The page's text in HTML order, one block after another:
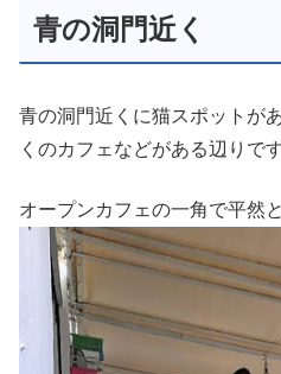
青の洞門近く
青の洞門近くに猫スポットが
くのカフェなどがある辺りです
オープンカフェの一角で平然